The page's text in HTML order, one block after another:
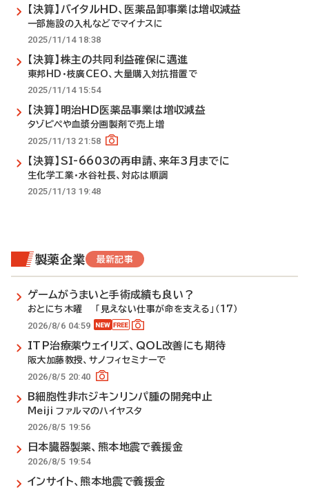
【決算】バイタルHD、医薬品卸事業は増収減益
一部施設の入札などでマイナスに
2025/11/14 18:38
【決算】株主の共同利益確保に邁進
東邦HD・枝廣CEO、大量購入対抗措置で
2025/11/14 15:54
【決算】明治HD医薬品事業は増収減益
タゾピペや血漿分画製剤で売上増
2025/11/13 21:58
【決算】SI-6603の再申請、来年3月までに
生化学工業・水谷社長、対応は順調
2025/11/13 19:48
製薬企業 最新記事
ゲームがうまいと手術成績も良い？
おとにち木曜 「見えない仕事が命を支える」（17）
2026/8/6 04:59
ITP治療薬ウェイリズ、QOL改善にも期待
阪大加藤教授、サノフィセミナーで
2026/8/5 20:40
B細胞性非ホジキンリンパ腫の開発中止
Meiji ファルマのハイヤスタ
2026/8/5 19:56
日本臓器製薬、熊本地震で義援金
2026/8/5 19:54
インサイト、熊本地震で義援金